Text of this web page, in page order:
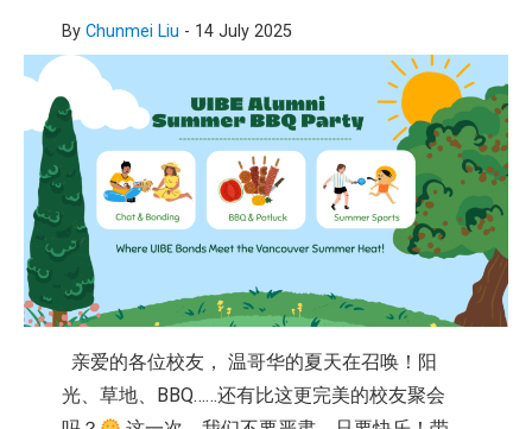
By Chunmei Liu - 14 July 2025
亲爱的各位校友， 温哥华的夏天在召唤！阳
光、草地、BBQ……还有比这更完美的校友聚会